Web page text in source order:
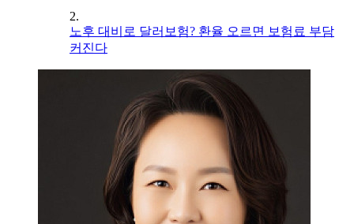
2.
노후 대비로 달러보험? 환율 오르면 보험료 부담
커진다